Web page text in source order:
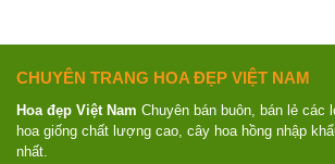
CHUYÊN TRANG HOA ĐẸP VIỆT NAM
Hoa đẹp Việt Nam Chuyên bán buôn, bán lẻ các
hoa giống chất lượng cao, cây hoa hồng nhập
nhất.